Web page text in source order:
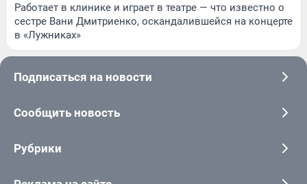
Работает в клинике и играет в театре — что известно о
сестре Вани Дмитриенко, оскандалившейся на концерте
в «Лужниках»
Подписаться на новости
Сообщить новость
Рубрики